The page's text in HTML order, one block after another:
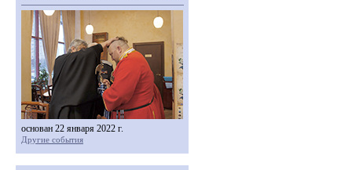
основан 22 января 2022 г.
Другие события